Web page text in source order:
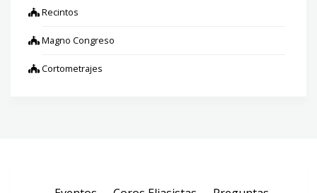
Recintos
Magno Congreso
Cortometrajes